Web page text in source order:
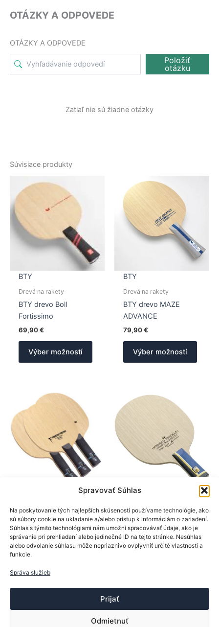
Spravovať Súhlas
Na poskytovanie tých najlepších skúseností používame technológie, ako
sú súbory cookie na ukladanie a/alebo prístup k informáciám o zariadení.
Súhlas s týmito technológiami nám umožní spracovávať údaje, ako je
správanie pri prehliadaní alebo jedinečné ID na tejto stránke. Nesúhlas
alebo odvolanie súhlasu môže nepriaznivo ovplyvniť určité vlastnosti a
funkcie.
Správa služieb
Prijať
Odmietnuť
OTÁZKY A ODPOVEDE
OTÁZKY A ODPOVEDE
Položiť
otázku
Zatiaľ nie sú žiadne otázky
Súvisiace produkty
BTY
Drevá na rakety
BTY drevo Boll
Fortissimo
69,90€
Výber možností
Tento
na
stránke
BTY
Drevá na rakety
BTY drevo MAZE
ADVANCE
79,90€
Výber možností
Tento
Drevá na rakety
BTY drevo Freitas ALC
179,90€
Výber možností
Tento
variantov.
si
BTY
Drevá na rakety
BTY drevo Harimoto
Tomokazu Innerforce
ZLC